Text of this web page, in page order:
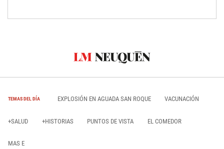
TEMAS DEL DÍA EXPLOSIÓN EN AGUADA SAN ROQUE VACUNACIÓN
+SALUD +HISTORIAS PUNTOS DE VISTA EL COMEDOR
MAS E